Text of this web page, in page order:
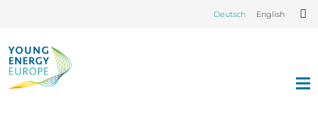
Deutsch English